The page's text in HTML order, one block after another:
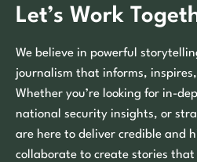
Let’s Work
We believe in powerful
journalism that informs,
Whether you’re looking for in-
national security insights, or
are here to deliver credible and
collaborate to create stories